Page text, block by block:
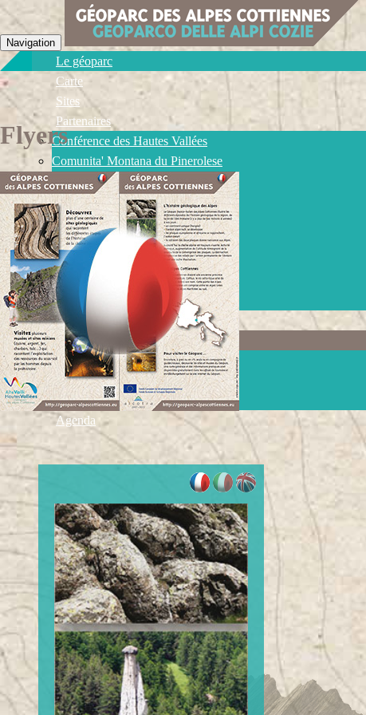
Navigation
Le géoparc
Carte
Sites
Partenaires
Conférence des Hautes Vallées
Comunita' Montana du Pinerolese
Université de Turin
CBGA
Parc Alpi Cozie
Ecomusée de la Mine
Commune de Saint-Véran
Le Grand Filon
La Mine d'argent de l'Argentière
Videos
Téléchargements
Carte Touristique
Carte géologique
Flyers
Agenda
Flyers